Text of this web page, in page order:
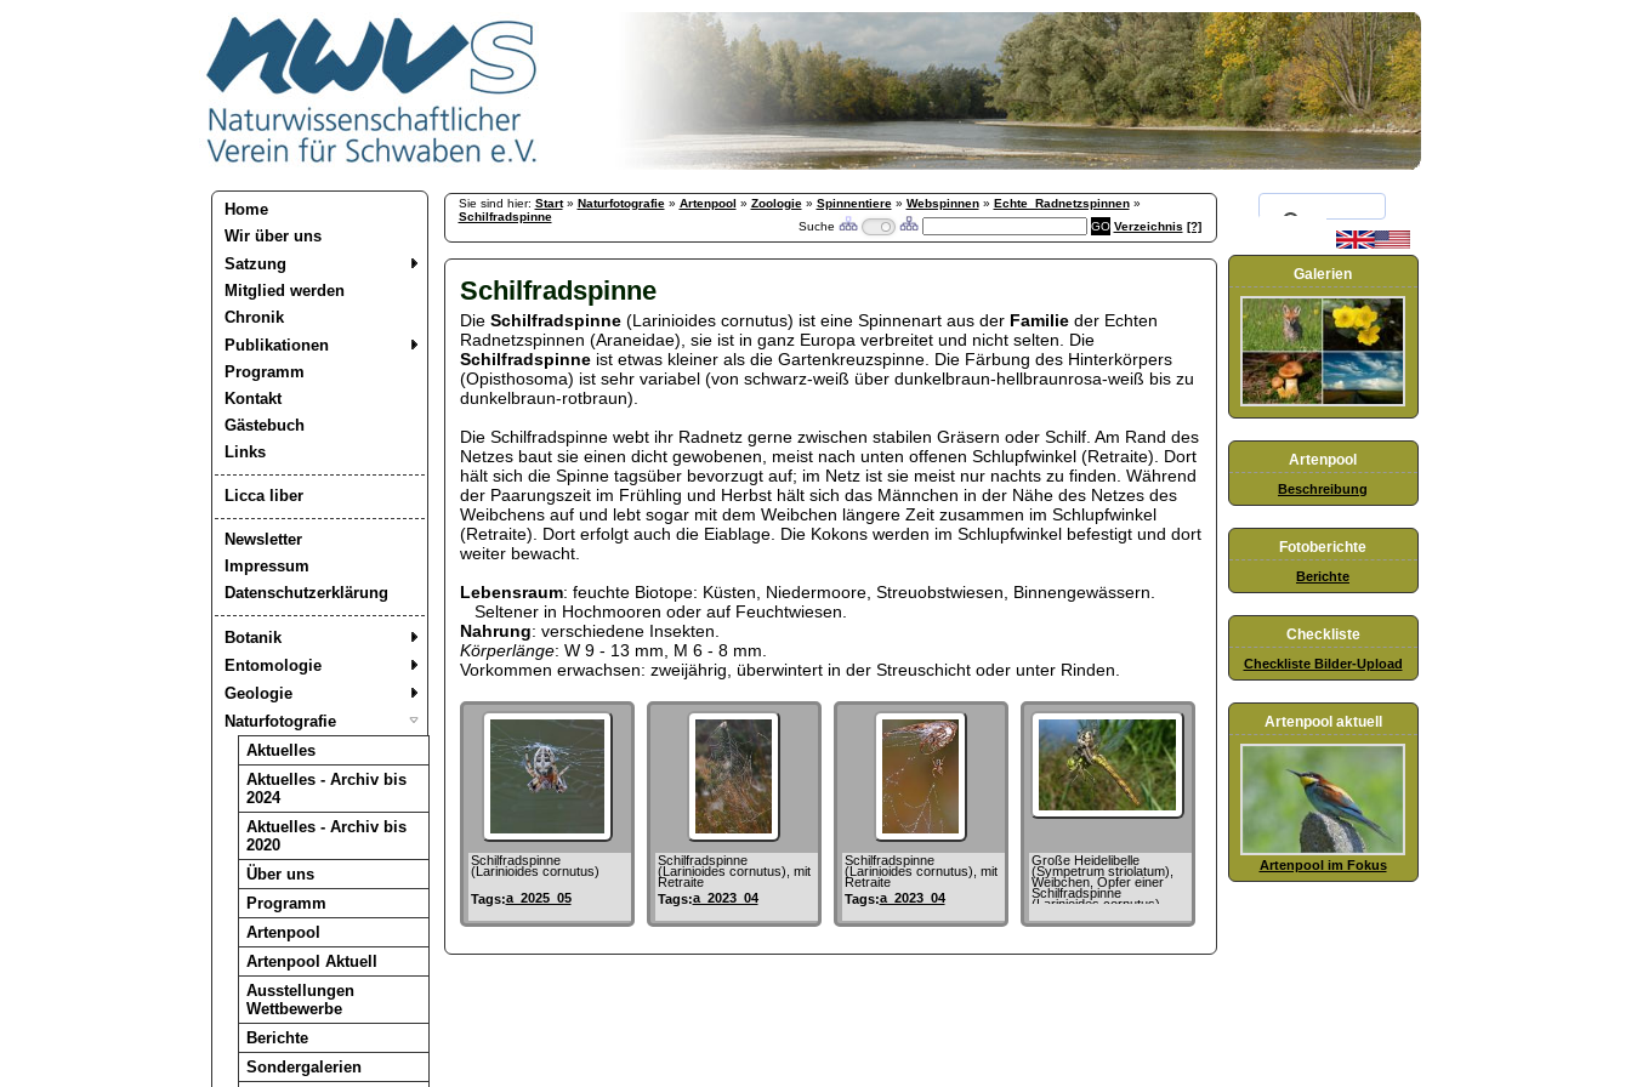
Home
Wir über uns
Satzung
Mitglied werden
Chronik
Publikationen
Programm
Kontakt
Gästebuch
Links
Licca liber
Newsletter
Impressum
Datenschutzerklärung
Botanik
Entomologie
Geologie
Naturfotografie
Aktuelles
Aktuelles - Archiv bis
2024
Aktuelles - Archiv bis
2020
Über uns
Programm
Artenpool
Artenpool Aktuell
Ausstellungen
Wettbewerbe
Berichte
Sondergalerien
Sie sind hier: Start» Naturfotografie» Artenpool » Zoologie» Spinnentiere» Webspinnen» Echte_Radnetzspinnen»
Schilfradspinne
Suche Verzeichnis [?]
Schilfradspinne
Die Schilfradspinne(Larinioides cornutus) ist eine Spinnenart aus der Familieder Echten
Radnetzspinnen (Araneidae), sie ist in ganz Europa verbreitet und nicht selten. Die
Schilfradspinne ist etwas kleiner als die Gartenkreuzspinne. Die Färbung des Hinterkörpers
(Opisthosoma) ist sehr variabel (von schwarz-weiß über dunkelbraun-hellbraunrosa-weiß bis zu
dunkelbraun-rotbraun).
Die Schilfradspinne webt ihr Radnetz gerne zwischen stabilen Gräsern oder Schilf. Am Rand des
Netzes baut sie einen dicht gewobenen, meist nach unten offenen Schlupfwinkel (Retraite). Dort
hält sich die Spinne tagsüber bevorzugt auf; im Netz ist sie meist nur nachts zu finden. Während
der Paarungszeit im Frühling und Herbst hält sich das Männchen in der Nähe des Netzes des
Weibchens auf und lebt sogar mit dem Weibchen längere Zeit zusammen im Schlupfwinkel
(Retraite). Dort erfolgt auch die Eiablage. Die Kokons werden im Schlupfwinkel befestigt und dort
weiter bewacht.
Lebensraum: feuchte Biotope: Küsten, Niedermoore, Streuobstwiesen, Binnengewässern.
Seltener in Hochmooren oder auf Feuchtwiesen.
Nahrung: verschiedene Insekten.
Körperlänge: W 9 - 13 mm, M 6 - 8 mm.
Vorkommen erwachsen: zweijährig, überwintert in der Streuschicht oder unter Rinden.
Schilfradspinne
(Larinioides cornutus)
Tags:a_2025_05
Schilfradspinne
(Larinioides cornutus), mit
Retraite
Tags:a_2023_04
Schilfradspinne
(Larinioides cornutus), mit
Retraite
Tags:a_2023_04
Große Heidelibelle
(Sympetrum striolatum),
Weibchen, Opfer einer
Schilfradspinne
(Larinioides cornutus)
Galerien
Artenpool
Beschreibung
Fotoberichte
Berichte
Checkliste
Checkliste Bilder-Upload
Artenpool aktuell
Artenpool im Fokus